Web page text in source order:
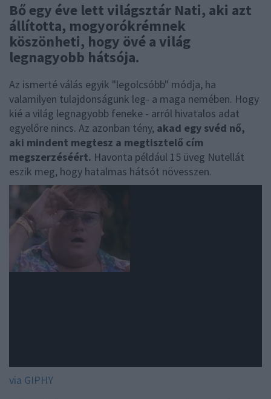
Bő egy éve lett világsztár Nati, aki azt
állította, mogyorókrémnek
köszönheti, hogy övé a világ
legnagyobb hátsója.
Az ismerté válás egyik "legolcsóbb" módja, ha
valamilyen tulajdonságunk leg- a maga nemében. Hogy
kié a világ legnagyobb feneke - arról hivatalos adat
egyelőre nincs. Az azonban tény, akad egy svéd nő,
aki mindent megtesz a megtisztelő cím
megszerzéséért. Havonta például 15 üveg Nutellát
eszik meg, hogy hatalmas hátsót növesszen.
via GIPHY